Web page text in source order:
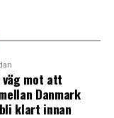
investeringar
Fehmarn
till
väg mot att
Danmark
klart innan